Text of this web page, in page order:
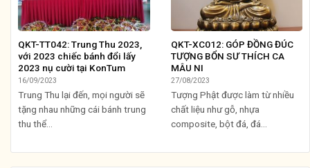
QKT-TT042: Trung Thu 2023,
với 2023 chiếc bánh đổi lấy
2023 nụ cười tại KonTum
16/09/2023
Trung Thu lại đến, mọi người sẽ
tặng nhau những cái bánh trung
thu thể...
QKT-XC012: GÓP ĐỒNG ĐÚC
TƯỢNG BỔN SƯ THÍCH CA
MÂU NI
27/08/2023
Tượng Phật được làm từ nhiều
chất liệu như gỗ, nhựa
composite, bột đá, đá...